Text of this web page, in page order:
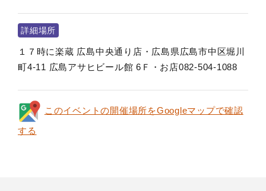
詳細場所
１７時に楽蔵 広島中央通り店・広島県広島市中区堀川
町4-11 広島アサヒビール館 6Ｆ・お店082-504-1088
このイベントの開催場所をGoogleマップで確認
する